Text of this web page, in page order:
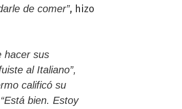
de comer”, hizo
hacer sus
al Italiano”,
calificó su
bien. Estoy